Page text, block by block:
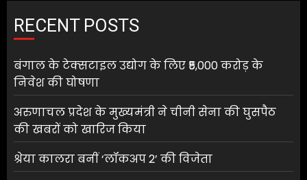
RECENT POSTS
बंगाल के टेक्सटाइल उद्योग के लिए ₹5,000 करोड़ के
निवेश की घोषणा
अरुणाचल प्रदेश के मुख्यमंत्री ने चीनी सेना की घुसपैठ
की खबरों को खारिज किया
श्रेया कालरा बनीं ‘लॉकअप 2’ की विजेता